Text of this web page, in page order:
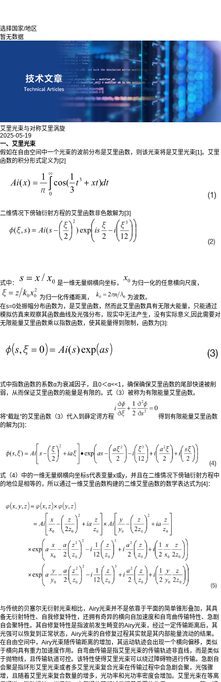
选择国家/地区
暂无数据
艾里光束与对称艾里涡旋
2025-05-19
一、艾里光束
假如在自由空间中一个光束的波前分布是艾里函数，则该光束将是艾里光束[1]。艾里
函数的积分形式定义为[2]
二维情况下傍轴衍射方程的艾里函数非色散解为[3]
式中： 是一维无量纲横向坐标， 为归一化的任意横向尺度，
为归一化传播距离，
为波数。
在s=0处振幅分布函数为，是艾里函数，然而此艾里函数具有无限大能量，只能通过
模拟仿真来观察其函数曲线及光强分布，现实中无法产生，没有实际意义,因此需要对
无限能量艾里函数乘以指数函数，使其能量得到限制，函数为[3]:
式中指数函数的系数α为衰减因子，且0＜α<<1，确保确保艾里函数的尾部快速被削
弱，从而保证艾里函数的能量是有限的。式（3）被称为有限能量艾里函数。
将“截趾”的艾里函数（3）代入到薛定谔方程
得到有限能量艾里函数
的解为[3]：
式（4）中的一维无量纲横向坐标s代表变量x或y，并且在二维情况下傍轴衍射方程中
的地位是相等的，所以通过一维艾里函数构建的二维艾里函数的数学表达式为[4]：
与传统的贝塞尔无衍射光束相比，Airy光束并不是依靠于平面的简单锥形叠加，其具
备无衍射特性、自我修复特性，还拥有奇异的横向自加速度和自弯曲传输特性、急剧
自会聚特性。其自修复特性是指波前发生畸变的Airy光束，经过一定传输距离后，其
光强可以恢复到正常状态，Airy光束的自修复过程其实就是其内部能量流动的结果。
在自由空间中，Airy光束随传输距离的增加，其运动轨迹会出现一个横向偏移，类似
于横向具有重力加速度作用。自弯曲传输是指艾里光束的传输轨迹非直线，而是类似
于抛物线，且传输轨道可控。该特性使得艾里光束可以绕过障碍物进行传输。急剧自
会聚是指环形艾里光束或者多艾里光束复合光束在传输过程中会急剧会聚，光强骤
增，且随着艾里光束复合数量的增多，光功率和光功率密度会增加。艾里光束在等离